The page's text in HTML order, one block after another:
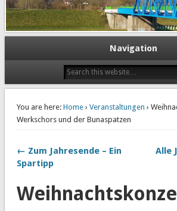
Navigation
You are here: Home› Veranstaltungen ›
Werkschors und der Bunaspatzen
← Zum Jahresende – Ein
Spartipp
Alle